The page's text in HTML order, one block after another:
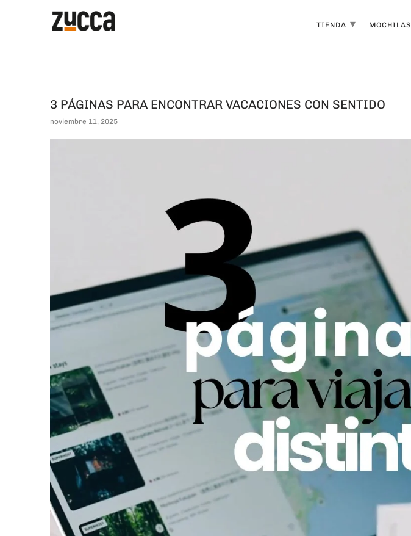
TIENDA ▾ MOCHILAS
3 PÁGINAS PARA ENCONTRAR VACACIONES CON SENTIDO
noviembre 11, 2025